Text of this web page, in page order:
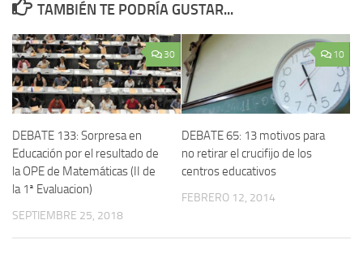
TAMBIÉN TE PODRÍA GUSTAR...
30
DEBATE 133: Sorpresa en
Educación por el resultado de
la OPE de Matemáticas (II de
la 1ª Evaluacion)
SEPTIEMBRE 25, 2018
10
DEBATE 65: 13 motivos para
no retirar el crucifijo de los
centros educativos
FEBRERO 12, 2014